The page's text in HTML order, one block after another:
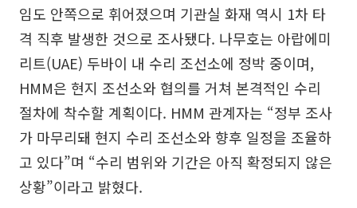
임도 안쪽으로 휘어졌으며 기관실 화재 역시 1차 타
격 직후 발생한 것으로 조사됐다. 나무호는 아랍에미
리트(UAE) 두바이 내 수리 조선소에 정박 중이며,
HMM은 현지 조선소와 협의를 거쳐 본격적인 수리
절차에 착수할 계획이다. HMM 관계자는 “정부 조사
가 마무리돼 현지 수리 조선소와 향후 일정을 조율하
고 있다”며 “수리 범위와 기간은 아직 확정되지 않은
상황”이라고 밝혔다.